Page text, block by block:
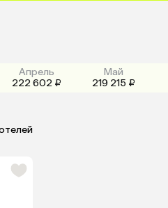
Апрель
222 602 ₽
Май
219 215 ₽